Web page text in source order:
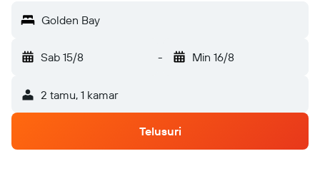
Golden Bay
Sab 15/8 - Min 16/8
2 tamu, 1 kamar
Telusuri